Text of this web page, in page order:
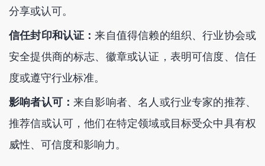
分享或认可。
信任封印和认证：来自值得信赖的组织、行业协会或
安全提供商的标志、徽章或认证，表明可信度、信任
度或遵守行业标准。
影响者认可：来自影响者、名人或行业专家的推荐、
推荐信或认可，他们在特定领域或目标受众中具有权
威性、可信度和影响力。